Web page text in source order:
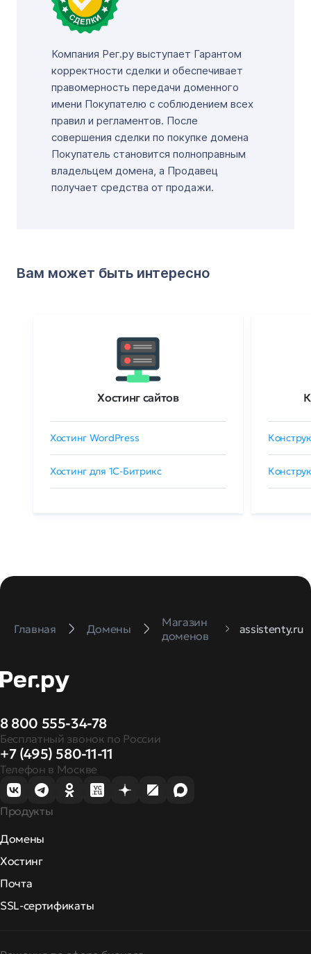
Компания Рег.ру выступает Гарантом
корректности сделки и обеспечивает
правомерность передачи доменного
имени Покупателю с соблюдением всех
правил и регламентов. После
совершения сделки по покупке домена
Покупатель становится полноправным
владельцем домена, а Продавец
получает средства от продажи.
Вам может быть интересно
Хостинг сайтов
Хостинг WordPress
Хостинг для 1C-Битрикс
Главная Домены
Магазин
доменов
assistenty.ru
8 800 555-34-78
Бесплатный звонок по России
+7 (495) 580-11-11
Телефон в Москве
Продукты
Домены
Хостинг
Почта
SSL-сертификаты